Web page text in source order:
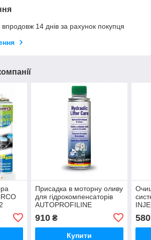
14 днів за рахунок покупця
Присадка в моторну оливу
для гідрокомпенсаторів
AUTOPROFILINE
HYDRAULIC LIFTER CARE
910₴
Купити
580